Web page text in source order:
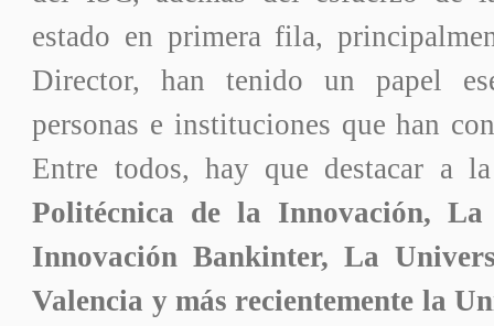
estado en primera fila,
Director, han tenido un papel
personas e instituciones que han
Entre todos, hay que destacar a
Politécnica de la Innovación,
Innovación Bankinter, La
Valencia y más recientemente la